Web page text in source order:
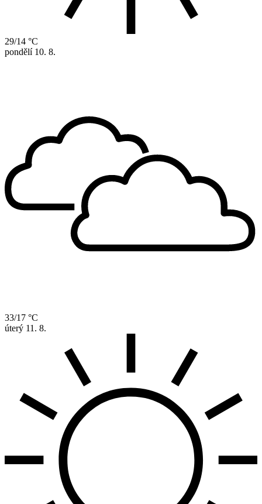
29/14 °C
pondělí 10. 8.
33/17 °C
úterý 11. 8.